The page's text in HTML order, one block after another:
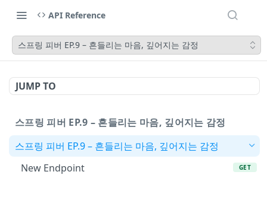
API Reference
스프링 피버 EP.9 – 흔들리는 마음, 깊어지는 감정
JUMP TO
스프링 피버 EP.9 – 흔들리는 마음, 깊어지는 감정
스프링 피버 EP.9 – 흔들리는 마음, 깊어지는 감정
New Endpoint
GET